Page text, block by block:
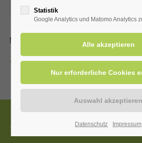
ORT: KURHALLE
Mit Kur-/Einwohnerkarte frei, ohne 3,00 €
Zurück
Tourist-Information
Statistik
Google Analytics und Matomo Analytics
Datenschutz Impressum